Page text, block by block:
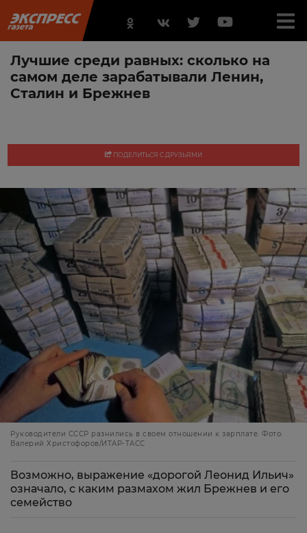
Лучшие среди равных: сколько на
самом деле зарабатывали Ленин,
Сталин и Брежнев
ПОДЕЛИТЬСЯ С ДРУЗЬЯМИ
Руководители СССР разнились в своем отношении к зарплате. Фото:
Валерий Христофоров/ИТАР-ТАСС
Возможно, выражение «дорогой Леонид Ильич»
означало, с каким размахом жил Брежнев и его
семейство